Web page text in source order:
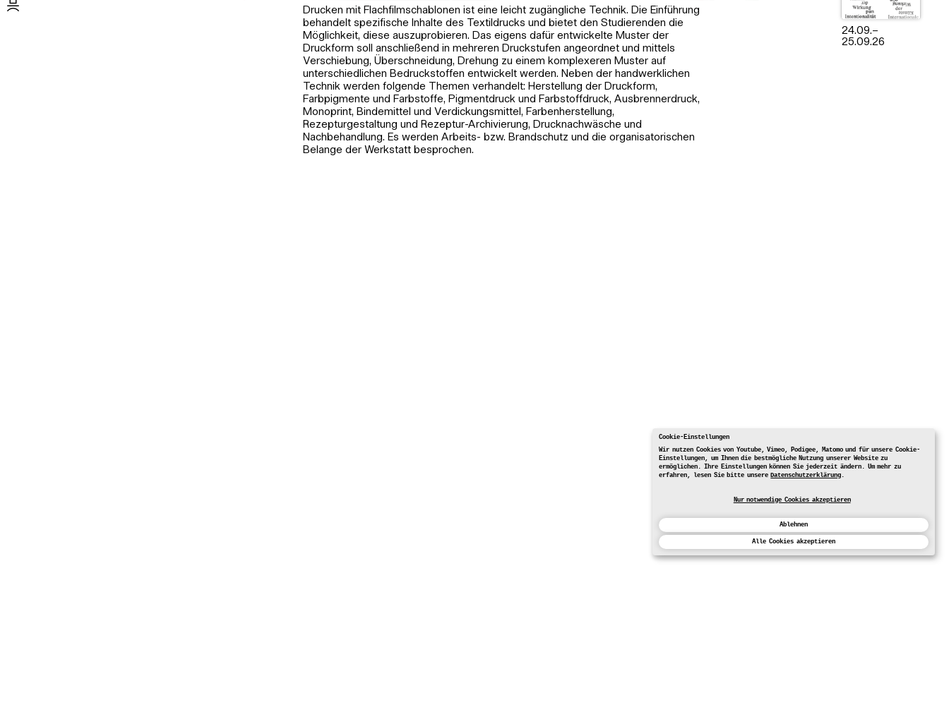
Cookie-Einstellungen
Wir nutzen Cookies von Youtube, Vimeo, Podigee, Matomo und für unsere Cookie-
Einstellungen, um Ihnen die bestmögliche Nutzung unserer Website zu
ermöglichen. Ihre Einstellungen können Sie jederzeit ändern. Um mehr zu
erfahren, lesen Sie bitte unsereDatenschutzerklärung.
Nur notwendige Cookies akzeptieren
Ablehnen
Alle Cookies akzeptieren
Drucken mit Flachfilmschablonen ist eine leicht zugängliche Technik. Die Einführung
behandelt spezifische Inhalte des Textildrucks und bietet den Studierenden die
Möglichkeit, diese auszuprobieren. Das eigens dafür entwickelte Muster der
Druckform soll anschließend in mehreren Druckstufen angeordnet und mittels
Verschiebung, Überschneidung, Drehung zu einem komplexeren Muster auf
unterschiedlichen Bedruckstoffen entwickelt werden. Neben der handwerklichen
Technik werden folgende Themen verhandelt: Herstellung der Druckform,
Farbpigmente und Farbstoffe, Pigmentdruck und Farbstoffdruck, Ausbrennerdruck,
Monoprint, Bindemittel und Verdickungsmittel, Farbenherstellung,
Rezepturgestaltung und Rezeptur-Archivierung, Drucknachwäsche und
Nachbehandlung. Es werden Arbeits- bzw. Brandschutz und die organisatorischen
Belange der Werkstatt besprochen.
24.09.–
25.09.26